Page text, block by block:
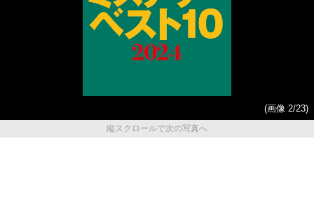
(画像 2/23)
縦スクロールで次の写真へ